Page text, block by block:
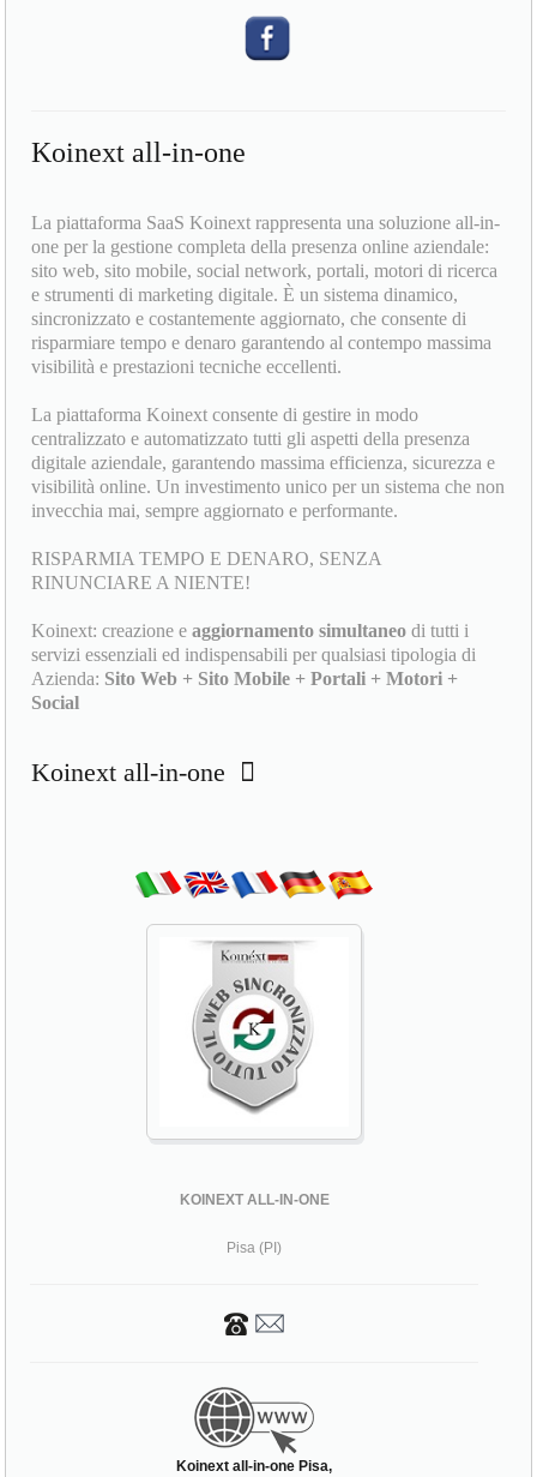
Koinext all-in-one
La piattaforma SaaS Koinext rappresenta una soluzione all-in-
one per la gestione completa della presenza online aziendale:
sito web, sito mobile, social network, portali, motori di ricerca
e strumenti di marketing digitale. È un sistema dinamico,
sincronizzato e costantemente aggiornato, che consente di
risparmiare tempo e denaro garantendo al contempo massima
visibilità e prestazioni tecniche eccellenti.
La piattaforma Koinext consente di gestire in modo
centralizzato e automatizzato tutti gli aspetti della presenza
digitale aziendale, garantendo massima efficienza, sicurezza e
visibilità online. Un investimento unico per un sistema che non
invecchia mai, sempre aggiornato e performante.
RISPARMIA TEMPO E DENARO, SENZA
RINUNCIARE A NIENTE!
Koinext: creazione eaggiornamento simultaneo di tutti i
servizi essenziali ed indispensabili per qualsiasi tipologia di
Azienda: Sito Web + Sito Mobile + Portali + Motori +
Social
Koinext all-in-one
KOINEXT ALL-IN-ONE
Pisa (PI)
Koinext all-in-one Pisa,